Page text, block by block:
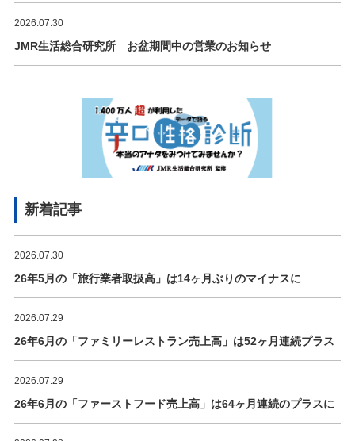
2026.07.30
JMR生活総合研究所 お盆期間中の営業のお知らせ
新着記事
2026.07.30
26年5月の「旅行業者取扱高」は14ヶ月ぶりのマイナスに
2026.07.29
26年6月の「ファミリーレストラン売上高」は52ヶ月連続プラス
2026.07.29
26年6月の「ファーストフード売上高」は64ヶ月連続のプラスに